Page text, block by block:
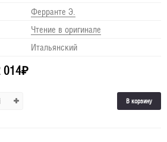
Ферранте Э.
Чтение в оригинале
Итальянский
014₽
В корзину